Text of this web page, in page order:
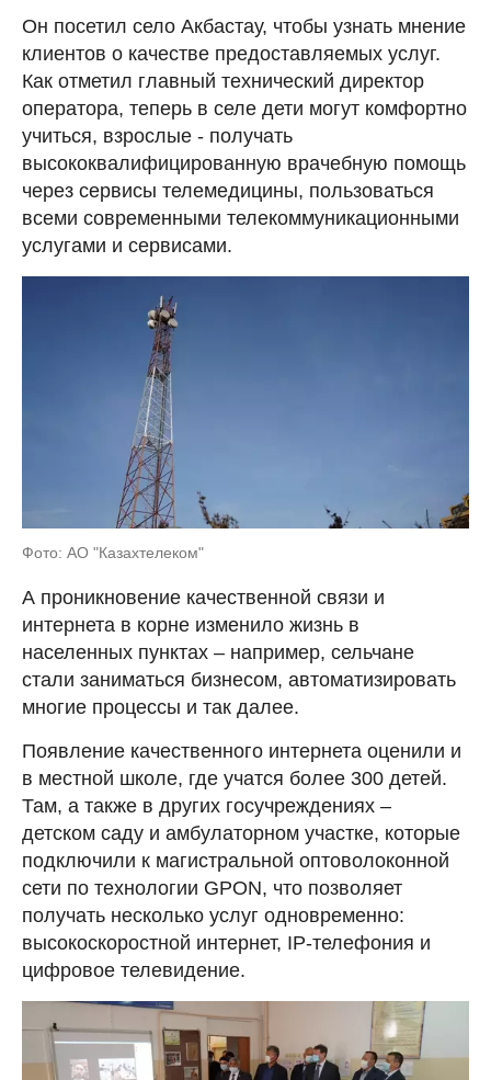
Он посетил село Акбастау, чтобы узнать мнение
клиентов о качестве предоставляемых услуг.
Как отметил главный технический директор
оператора, теперь в селе дети могут комфортно
учиться, взрослые - получать
высококвалифицированную врачебную помощь
через сервисы телемедицины, пользоваться
всеми современными телекоммуникационными
услугами и сервисами.
Фото: АО "Казахтелеком"
А проникновение качественной связи и
интернета в корне изменило жизнь в
населенных пунктах – например, сельчане
стали заниматься бизнесом, автоматизировать
многие процессы и так далее.
Появление качественного интернета оценили и
в местной школе, где учатся более 300 детей.
Там, а также в других госучреждениях –
детском саду и амбулаторном участке, которые
подключили к магистральной оптоволоконной
сети по технологии GPON, что позволяет
получать несколько услуг одновременно:
высокоскоростной интернет, IP-телефония и
цифровое телевидение.